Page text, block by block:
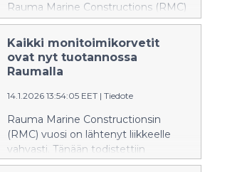
Rauma Marine Constructions (RMC)
laski tänään vesille toisen Rauman
telakalla Suomen merivoimille
rakennettavan Pohjanmaa-luokan
monitoimikorvetin. Kaikki neljä
nyt samanaikaisesti rakenteilla –
sarjatuotantoon.
Kaikki monitoimikorvetit
ovat nyt tuotannossa
Raumalla
14.1.2026 13:54:05 EET | Tiedote
Rauma Marine Constructionsin
(RMC) vuosi on lähtenyt liikkeelle
vahvasti. Tänään todistettiin
merkittävää virstanpylvästä, kun